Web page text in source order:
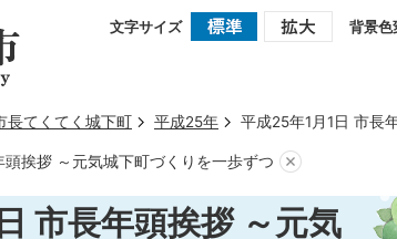
文字サイズ 背景色
長てくてく城下町 平成25年 平成25年1月1日 市長
頭挨拶 ～元気城下町づくりを一歩ずつ
市長年頭挨拶 ～元気